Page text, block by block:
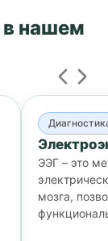
в нашем
ЭЭГ – это
мозга,